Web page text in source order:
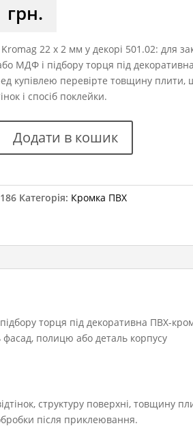
грн.
22 x 2 мм у декорі 501.02: для
МДФ і підбору торця під
купівлею перевірте товщину плити,
і спосіб поклейки.
Додати в кошик
Категорія: Кромка ПВХ
торця під декоративна ПВХ-
фасад, полицю або деталь корпусу
структуру поверхні, товщину
після приклеювання.